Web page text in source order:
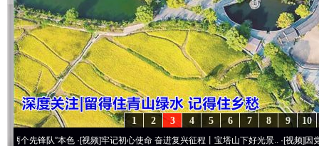
10
9
8
7
6
5
4
3
2
1
”本色·[视频]牢记初心使命 奋进复兴征程丨宝塔山下好光景..·[视频]因党而生 为党